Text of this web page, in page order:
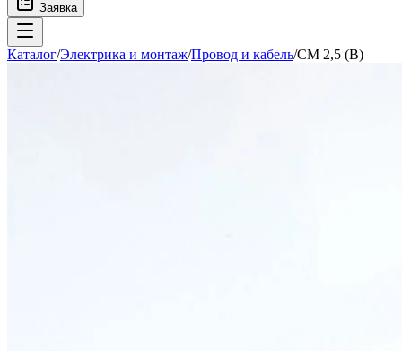
Заявка
Каталог/Электрика и монтаж/Провод и кабель/CM 2,5 (B)